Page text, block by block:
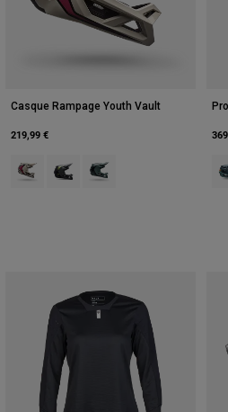
Casque Rampage Youth Vault
219,99 €
Product swatch type of Blanc craie.
Product swatch type of Gris
Product swatch type of